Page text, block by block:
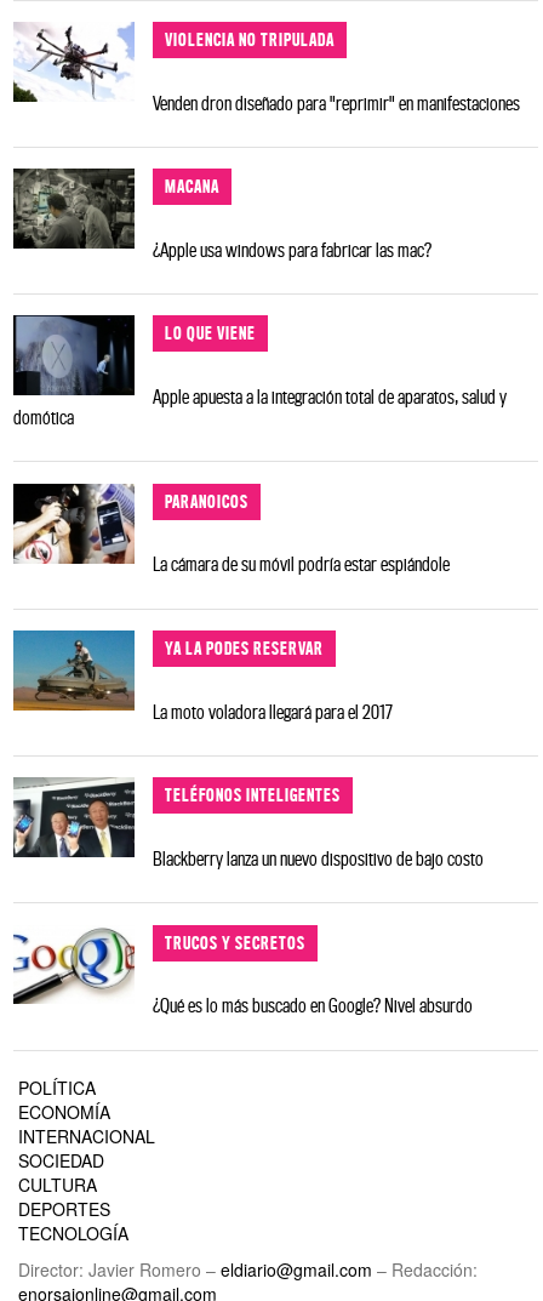
VIOLENCIA NO TRIPULADA
Venden dron diseñado para "reprimir" en manifestaciones
MACANA
¿Apple usa windows para fabricar las mac?
LO QUE VIENE
Apple apuesta a la integración total de aparatos, salud y
domótica
PARANOICOS
La cámara de su móvil podría estar espiándole
YA LA PODES RESERVAR
La moto voladora llegará para el 2017
TELÉFONOS INTELIGENTES
Blackberry lanza un nuevo dispositivo de bajo costo
TRUCOS Y SECRETOS
¿Qué es lo más buscado en Google? Nivel absurdo
POLÍTICA
ECONOMÍA
INTERNACIONAL
SOCIEDAD
CULTURA
DEPORTES
TECNOLOGÍA
Director: Javier Romero – eldiario@gmail.com – Redacción:
enorsaionline@gmail.com